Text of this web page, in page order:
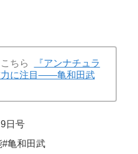
ちら
『アンナチュラ
力に注目――亀和田武
日号
#亀和田武